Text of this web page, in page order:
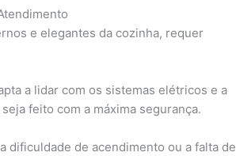
e elegantes da cozinha, requer
a lidar com os sistemas elétricos e a
feito com a máxima segurança.
dificuldade de acendimento ou a falta de